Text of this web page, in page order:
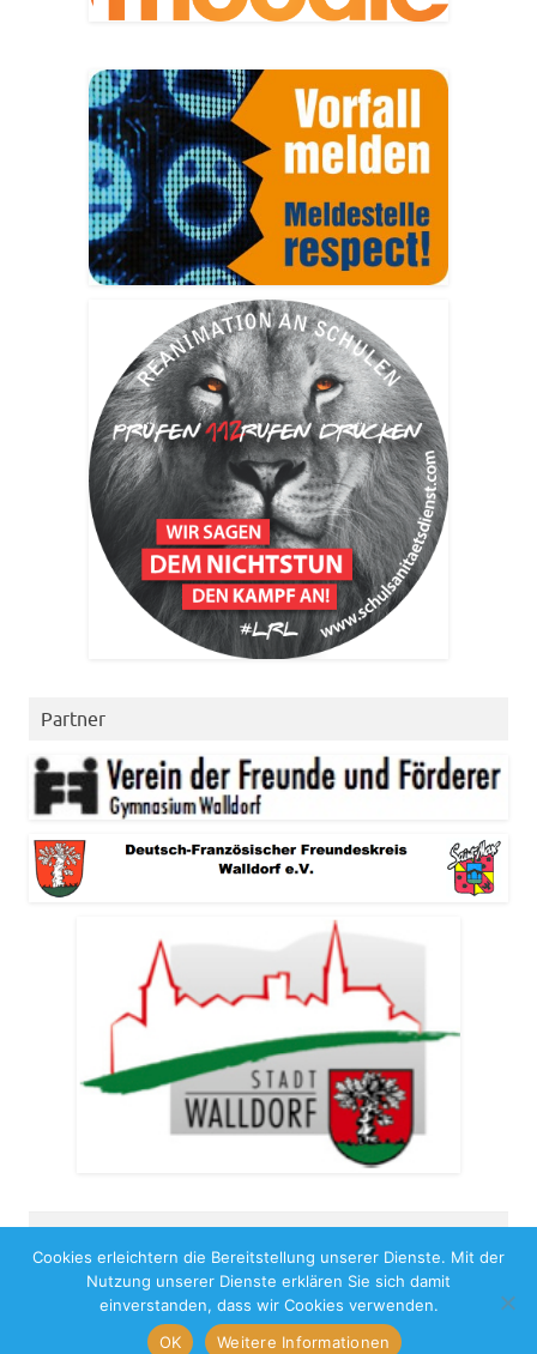
Partner
Copyright 2026
Impressum
Benutzungshinweise Datenschutz
Cookies erleichtern die Bereitstellung unserer Dienste. Mit der
Nutzung unserer Dienste erklären Sie sich damit
einverstanden, dass wir Cookies verwenden.
OK
Weitere Informationen